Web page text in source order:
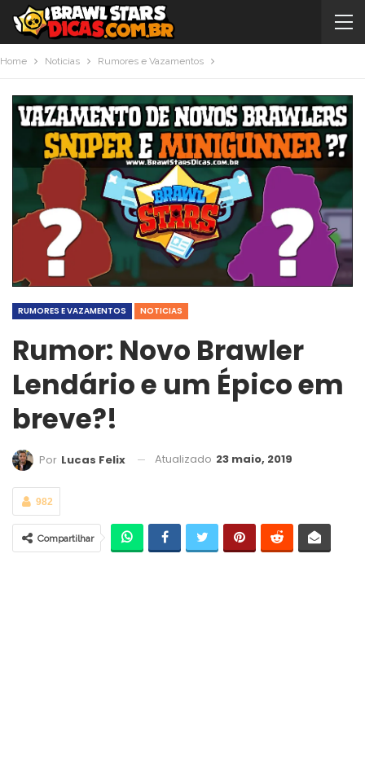
Home Noticias Rumores e Vazamentos
RUMORES E VAZAMENTOS NOTICIAS
Rumor: Novo Brawler
Lendário e um Épico em
breve?!
Por Lucas Felix Atualizado 23 maio, 2019
982
Compartilhar